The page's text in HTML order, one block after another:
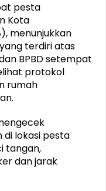
pesta
Kota
menunjukkan
terdiri atas
BPBD setempat
protokol
rumah
lokasi pesta
tangan,
dan jarak